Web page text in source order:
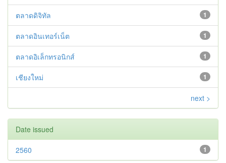
1
ตลาดดิจิทัล
1
ตลาดอินเทอร์เน็ต
1
ตลาดอิเล็กทรอนิกส์
1
เชียงใหม่
next >
Date issued
1
2560